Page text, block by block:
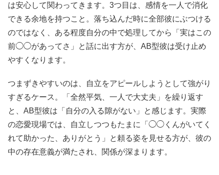
は安心して関わってきます。3つ目は、感情を一人で消化
できる余地を持つこと。落ち込んだ時に全部彼にぶつける
のではなく、ある程度自分の中で処理してから「実はこの
前◯◯があってさ」と話に出す方が、AB型彼は受け止め
やすくなります。
つまずきやすいのは、自立をアピールしようとして強がり
すぎるケース。「全然平気、一人で大丈夫」を繰り返す
と、AB型彼は「自分の入る隙がない」と感じます。実際
の恋愛現場では、自立しつつもたまに「◯◯くんがいてく
れて助かった、ありがとう」と頼る姿を見せる方が、彼の
中の存在意義が満たされ、関係が深まります。